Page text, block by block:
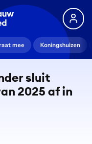
mee Koningshuizen
sluit
2025 af in